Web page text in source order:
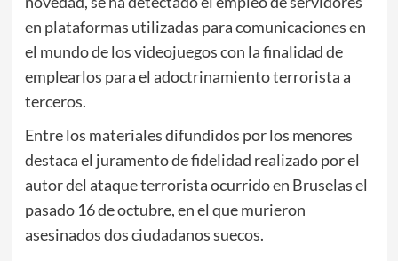
en plataformas utilizadas para comunicaciones en
el mundo de los videojuegos con la finalidad de
emplearlos para el adoctrinamiento terrorista a
terceros.
Entre los materiales difundidos por los menores
destaca el juramento de fidelidad realizado por el
autor del ataque terrorista ocurrido en Bruselas el
pasado 16 de octubre, en el que murieron
asesinados dos ciudadanos suecos.